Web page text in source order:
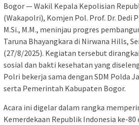
Bogor — Wakil Kepala Kepolisian
(Wakapolri), Komjen Pol. Prof. Dr. Dedi
M.Si., M.M., meninjau progres
Taruna Bhayangkara di Nirwana Hills,
(27/8/2025). Kegiatan tersebut
sosial dan bakti kesehatan yang
Polri bekerja sama dengan SDM Polda
serta Pemerintah Kabupaten Bogor.
Acara ini digelar dalam rangka
Kemerdekaan Republik Indonesia ke-